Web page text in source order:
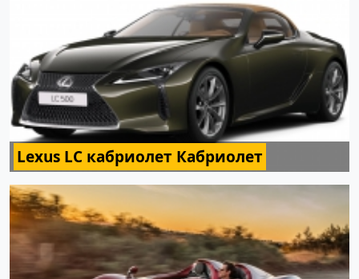
Lexus LC кабриолет Кабриолет